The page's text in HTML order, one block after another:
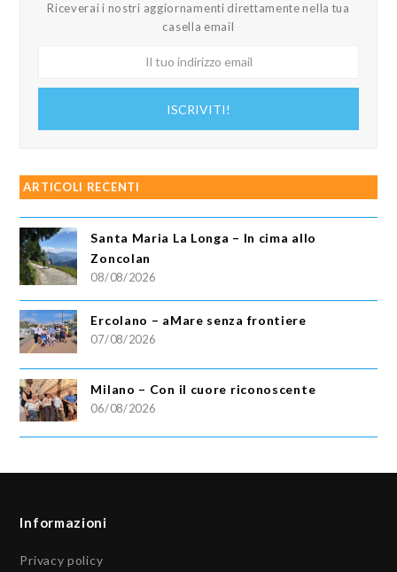
Riceverai i nostri aggiornamenti direttamente nella tua
casella email
ISCRIVITI!
ARTICOLI RECENTI
Santa Maria La Longa – In cima allo
Zoncolan
08/08/2026
Ercolano – aMare senza frontiere
07/08/2026
Milano – Con il cuore riconoscente
06/08/2026
Informazioni
Privacy policy